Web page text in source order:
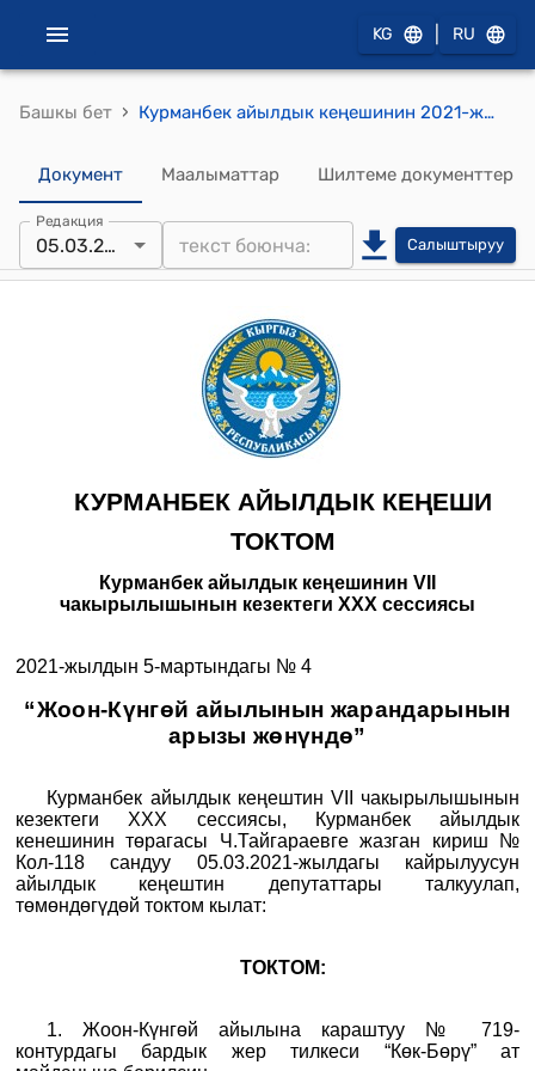
KG RU
Башкы бет › Курманбек айылдык кеңешинин 2021-жылдын 5-мартындагы № 4 “Жоон-Күнгөй айылынын жарандарынын арызы жөнүндө” токтому
Документ Маалыматтар Шилтеме документтер
Редакция
05.03.2021 Салыштыруу